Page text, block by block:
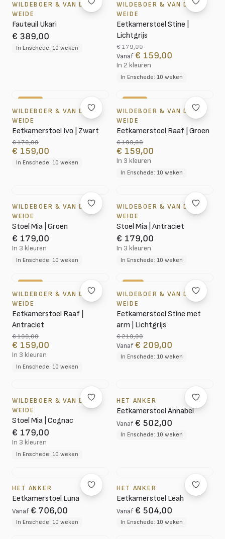
WILDEBOER & VAN DER
WEIDE
Fauteuil Ukari
€ 389,00
In Enschede: 10 weken
WILDEBOER & VAN DER
WEIDE
Eetkamerstoel Stine |
Lichtgrijs
€ 179,00
Vanaf € 159,00
In 2 kleuren
In Enschede: 10 weken
WILDEBOER & VAN DER
WEIDE
Eetkamerstoel Ivo | Zwart
€ 179,00
€ 159,00
In Enschede: 10 weken
WILDEBOER & VAN DER
WEIDE
Eetkamerstoel Raaf | Groen
€ 199,00
€ 159,00
In 3 kleuren
In Enschede: 10 weken
WILDEBOER & VAN DER
WEIDE
Stoel Mia | Groen
€ 179,00
In 3 kleuren
In Enschede: 10 weken
WILDEBOER & VAN DER
WEIDE
Stoel Mia | Antraciet
€ 179,00
In 3 kleuren
In Enschede: 10 weken
WILDEBOER & VAN DER
WEIDE
Eetkamerstoel Raaf |
Antraciet
€ 199,00
€ 159,00
In 3 kleuren
In Enschede: 10 weken
WILDEBOER & VAN DER
WEIDE
Eetkamerstoel Stine met
arm | Lichtgrijs
€ 219,00
Vanaf € 209,00
In Enschede: 10 weken
WILDEBOER & VAN DER
WEIDE
Stoel Mia | Cognac
€ 179,00
In 3 kleuren
In Enschede: 10 weken
HET ANKER
Eetkamerstoel Annabel
Vanaf € 502,00
In Enschede: 10 weken
HET ANKER
Eetkamerstoel Luna
Vanaf € 706,00
In Enschede: 10 weken
HET ANKER
Eetkamerstoel Leah
Vanaf € 504,00
In Enschede: 10 weken